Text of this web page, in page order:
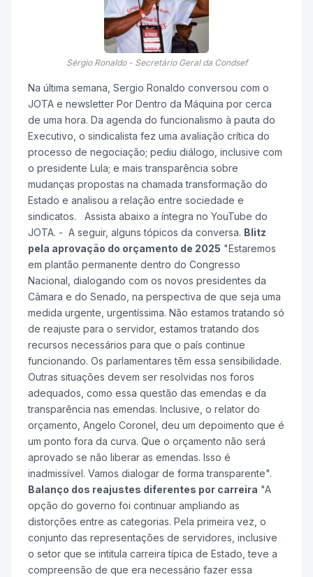
Sérgio Ronaldo - Secretário Geral da Condsef
Na última semana, Sergio Ronaldo conversou com o
JOTA e newsletter Por Dentro da Máquina por cerca
de uma hora. Da agenda do funcionalismo à pauta do
Executivo, o sindicalista fez uma avaliação crítica do
processo de negociação; pediu diálogo, inclusive com
o presidente Lula; e mais transparência sobre
mudanças propostas na chamada transformação do
Estado e analisou a relação entre sociedade e
sindicatos. Assista abaixo a íntegra no YouTube do
JOTA. - A seguir, alguns tópicos da conversa. Blitz
pela aprovação do orçamento de 2025 "Estaremos
em plantão permanente dentro do Congresso
Nacional, dialogando com os novos presidentes da
Câmara e do Senado, na perspectiva de que seja uma
medida urgente, urgentíssima. Não estamos tratando só
de reajuste para o servidor, estamos tratando dos
recursos necessários para que o país continue
funcionando. Os parlamentares têm essa sensibilidade.
Outras situações devem ser resolvidas nos foros
adequados, como essa questão das emendas e da
transparência nas emendas. Inclusive, o relator do
orçamento, Angelo Coronel, deu um depoimento que é
um ponto fora da curva. Que o orçamento não será
aprovado se não liberar as emendas. Isso é
inadmissível. Vamos dialogar de forma transparente".
Balanço dos reajustes diferentes por carreira "A
opção do governo foi continuar ampliando as
distorções entre as categorias. Pela primeira vez, o
conjunto das representações de servidores, inclusive
o setor que se intitula carreira típica de Estado, teve a
compreensão de que era necessário fazer essa